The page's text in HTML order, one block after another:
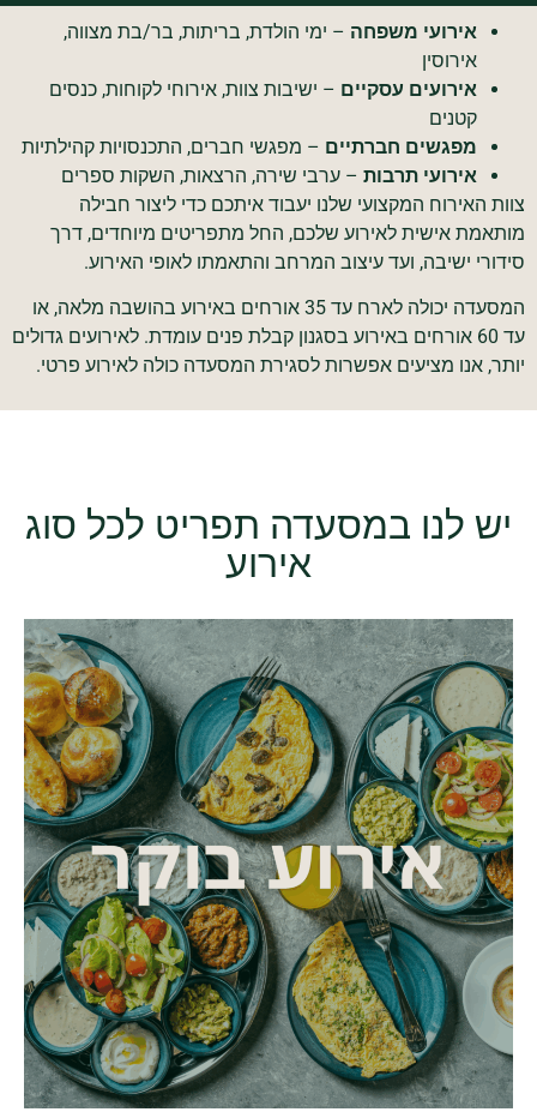
אירועי משפחה– ימי הולדת, בריתות, בר/בת מצווה,
אירוסין
אירועים עסקיים– ישיבות צוות, אירוחי לקוחות, כנסים
קטנים
מפגשים חברתיים– מפגשי חברים, התכנסויות קהילתיות
אירועי תרבות– ערבי שירה, הרצאות, השקות ספרים
האירוח המקצועי שלנו יעבוד איתכם כדי ליצור חבילה
אישית לאירוע שלכם, החל מתפריטים מיוחדים, דרך
ישיבה, ועד עיצוב המרחב והתאמתו לאופי האירוע.
המסעדה יכולה לארח עד 35 אורחים באירוע בהושבה מלאה, או
עד 60 אורחים באירוע בסגנון קבלת פנים עומדת. לאירועים גדולים
אנו מציעים אפשרות לסגירת המסעדה כולה לאירוע פרטי.
לנו במסעדה תפריט לכל סוג
אירוע